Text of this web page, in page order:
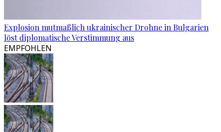
Explosion mutmaßlich ukrainischer Drohne in Bulgarien
löst diplomatische Verstimmung aus
EMPFOHLEN